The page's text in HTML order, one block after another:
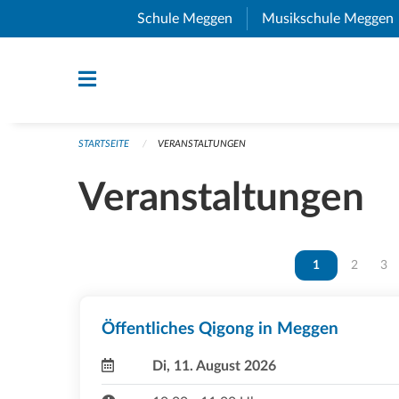
Navigation überspringen
Schule Meggen (External Link)
Musikschule Meggen
STARTSEITE VERANSTALTUNGEN
Veranstaltungen
Vous êtes sur la
1 Vous
2 3
Öffentliches Qigong in Meggen
Di, 11. August 2026